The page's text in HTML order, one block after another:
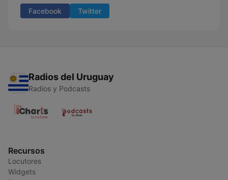
Facebook Twitter
Radios del Uruguay
Radios y Podcasts
Recursos
Locutores
Widgets